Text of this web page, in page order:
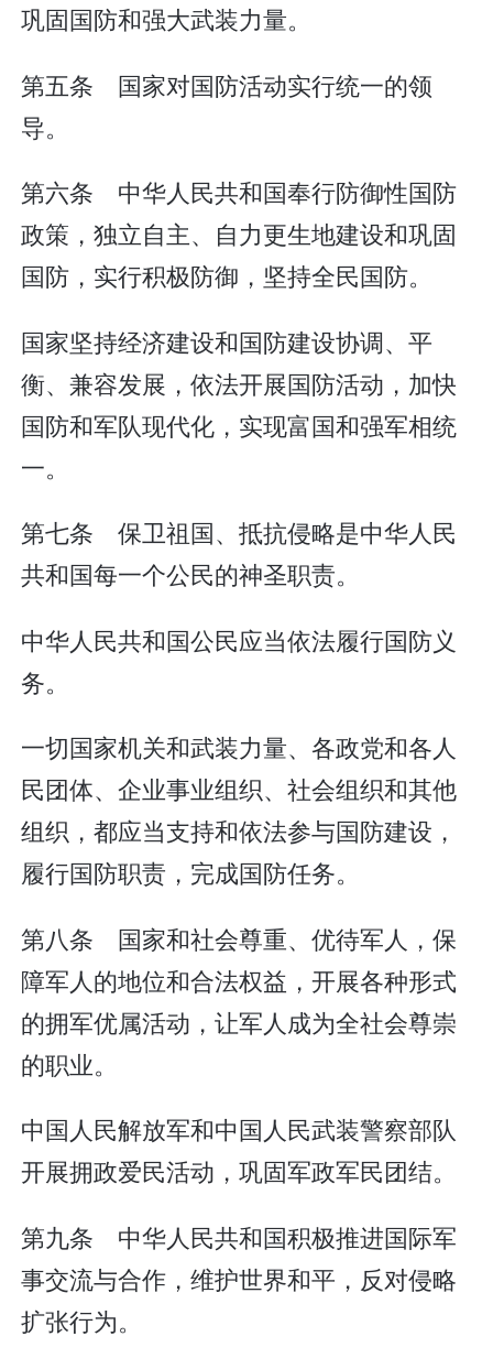
巩固国防和强大武装力量。
第五条 国家对国防活动实行统一的领
导。
第六条 中华人民共和国奉行防御性国防
政策，独立自主、自力更生地建设和巩固
国防，实行积极防御，坚持全民国防。
国家坚持经济建设和国防建设协调、平
衡、兼容发展，依法开展国防活动，加快
国防和军队现代化，实现富国和强军相统
一。
第七条 保卫祖国、抵抗侵略是中华人民
共和国每一个公民的神圣职责。
中华人民共和国公民应当依法履行国防义
务。
一切国家机关和武装力量、各政党和各人
民团体、企业事业组织、社会组织和其他
组织，都应当支持和依法参与国防建设，
履行国防职责，完成国防任务。
第八条 国家和社会尊重、优待军人，保
障军人的地位和合法权益，开展各种形式
的拥军优属活动，让军人成为全社会尊崇
的职业。
中国人民解放军和中国人民武装警察部队
开展拥政爱民活动，巩固军政军民团结。
第九条 中华人民共和国积极推进国际军
事交流与合作，维护世界和平，反对侵略
扩张行为。